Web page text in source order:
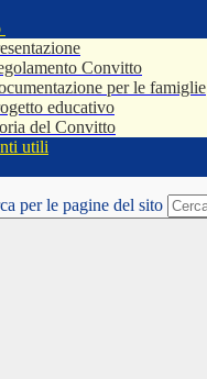
Convitto
per le famiglie
educativo
del Convitto
utili
per le pagine del sito